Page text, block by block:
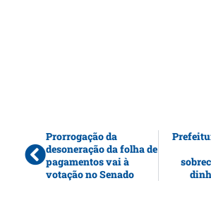
Prorrogação da
desoneração da folha de
pagamentos vai à
votação no Senado